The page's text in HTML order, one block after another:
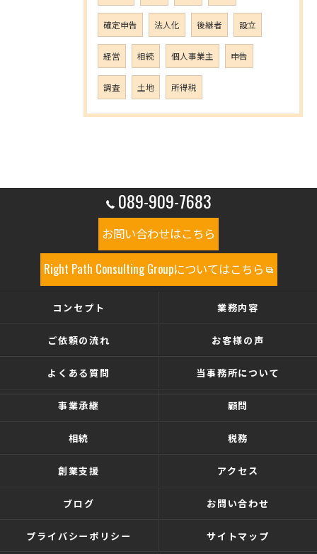
確定申告 法人化 後継者 設立
経営 相続 個人事業主 申告
調査 土地 所得税
089-909-7683
お問い合わせはこちら
Right Path Consulting Groupについてはこちら
コンセプト 業務内容
ご依頼の流れ お客様の声
よくある質問 当事務所について
事業承継 顧問
相続 税務
創業支援 アクセス
ブログ お問い合わせ
プライバシーポリシー サイトマップ